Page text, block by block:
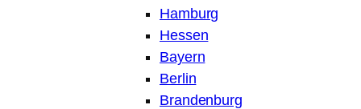
Hamburg
Hessen
Bayern
Berlin
Brandenburg